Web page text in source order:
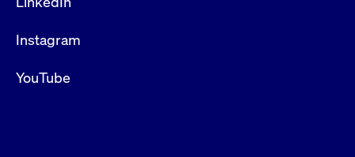
Instagram
YouTube